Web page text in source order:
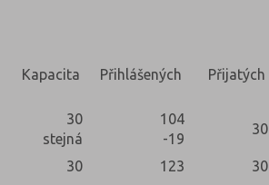
Kapacita Přihlášených Přijatých
30
stejná
104
-19
30
30 123 30